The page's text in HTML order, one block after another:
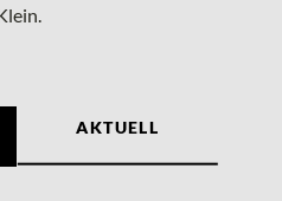
AKTUELL